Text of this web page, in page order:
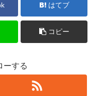
はてブ
コピー
ーする